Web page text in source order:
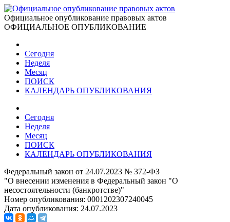
Официальное опубликование правовых актов
ОФИЦИАЛЬНОЕ ОПУБЛИКОВАНИЕ
Сегодня
Неделя
Месяц
ПОИСК
КАЛЕНДАРЬ ОПУБЛИКОВАНИЯ
Сегодня
Неделя
Месяц
ПОИСК
КАЛЕНДАРЬ ОПУБЛИКОВАНИЯ
Федеральный закон от 24.07.2023 № 372-ФЗ
"О внесении изменения в Федеральный закон "О
несостоятельности (банкротстве)"
Номер опубликования: 0001202307240045
Дата опубликования: 24.07.2023